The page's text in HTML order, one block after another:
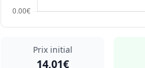
Prix initial
14,01€